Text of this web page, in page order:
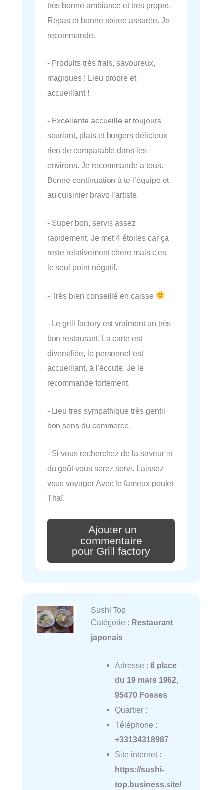
très bonne ambiance et très propre.
Repas et bonne soiree assurée. Je
recommande.
- Produits très frais, savoureux,
magiques ! Lieu propre et
accueillant !
- Excellente accueille et toujours
souriant, plats et burgers délicieux
rien de comparable dans les
environs. Je recommande a tous.
Bonne continuation à te l’équipe et
au cuisinier bravo l’artiste.
- Super bon, servis assez
rapidement. Je met 4 étoiles car ça
reste relativement chère mais c'est
le seul point négatif.
- Très bien conseillé en caisse
- Le grill factory est vraiment un très
bon restaurant. La carte est
diversifiée, le personnel est
accueillant, à l'écoute. Je le
recommande fortement.
- Lieu tres sympathique très gentil
bon sens du commerce.
- Si vous recherchez de la saveur et
du goût vous serez servi. Laissez
vous voyager Avec le fameux poulet
Thaï.
Ajouter un
commentaire
pour Grill factory
Sushi Top
Catégorie : Restaurant
japonais
Adresse : 6 place
du 19 mars 1962,
95470 Fosses
Quartier :
Téléphone :
+33134318987
Site internet :
https://sushi-
top.business.site/